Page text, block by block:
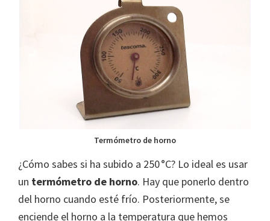
Termómetro de horno
¿Cómo sabes si ha subido a 250 °C? Lo ideal es usar
un termómetro de horno. Hay que ponerlo dentro
del horno cuando esté frío. Posteriormente, se
enciende el horno a la temperatura que hemos